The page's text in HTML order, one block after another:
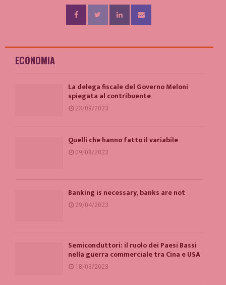
ECONOMIA
La delega fiscale del Governo Meloni
spiegata al contribuente
23/09/2023
Quelli che hanno fatto il variabile
09/08/2023
Banking is necessary, banks are not
29/04/2023
Semiconduttori: il ruolo dei Paesi Bassi
nella guerra commerciale tra Cina e USA
18/03/2023